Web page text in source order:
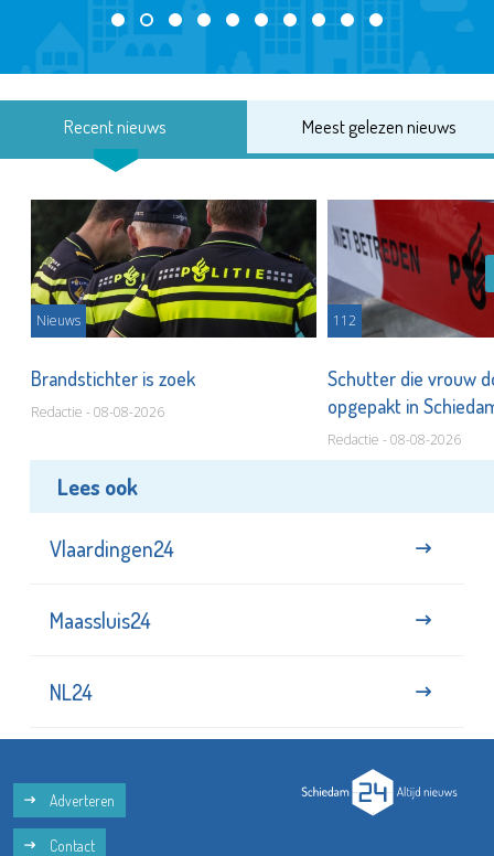
Recent nieuws Meest gelezen nieuws
Nieuws
Brandstichter is zoek
Redactie - 08-08-2026
112
Schutter die vrouw
opgepakt in
Redactie - 08-08-2026
Lees ook
Vlaardingen24
Maassluis24
NL24
Adverteren
Contact